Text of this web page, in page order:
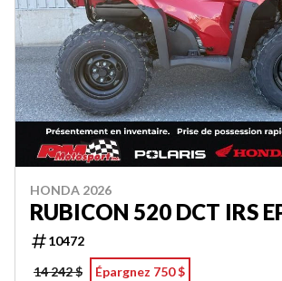
HONDA 2026
RUBICON 520 DCT IRS
10472
14 242 $
Épargnez 750 $